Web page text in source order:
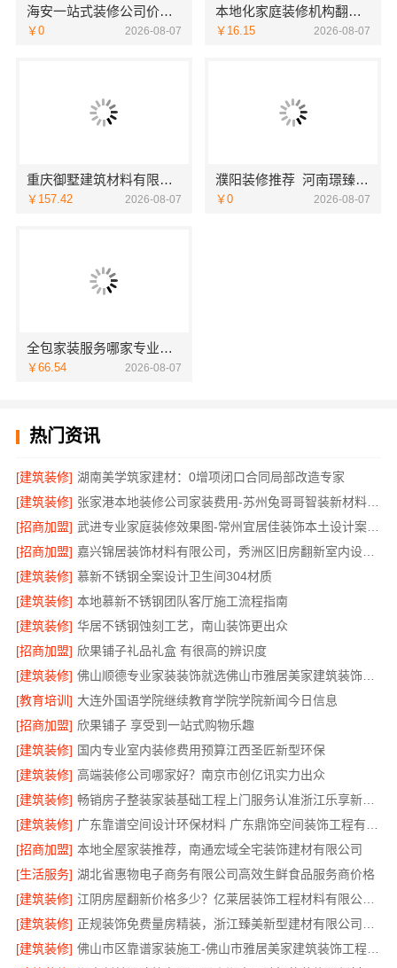
海安一站式装修公司价格南通宏域全宅装饰建材有限公司预算
￥0 2026-08-07
本地化家庭装修机构翻新，嘉兴绿色之家建材科技有限公司
￥16.15 2026-08-07
重庆御墅建筑材料有限公司：本地别墅建造优惠活动抗震防风
￥157.42 2026-08-07
濮阳装修推荐_河南璟臻环保建材有限公司本土深耕全流程一体化服务
￥0 2026-08-07
全包家装服务哪家专业？佛山市雅居美家装饰源头工厂直供服务
￥66.54 2026-08-07
热门资讯
[建筑装修] 湖南美学筑家建材：0增项闭口合同局部改造专家
[建筑装修]
张家港本地装修公司家装费用-苏州兔哥哥智装新材料有限公司全包
[招商加盟]
武进专业家庭装修效果图-常州宜居佳装饰本土设计案例鉴赏
[招商加盟]
嘉兴锦居装饰材料有限公司，秀洲区旧房翻新室内设计哪家好
[建筑装修] 慕新不锈钢全案设计卫生间304材质
[建筑装修] 本地慕新不锈钢团队客厅施工流程指南
[建筑装修] 华居不锈钢蚀刻工艺，南山装饰更出众
[招商加盟] 欣果铺子礼品礼盒 有很高的辨识度
[建筑装修]
佛山顺德专业家装装饰就选佛山市雅居美家建筑装饰工程有限公司
[教育培训] 大连外国语学院继续教育学院学院新闻今日信息
[招商加盟] 欣果铺子 享受到一站式购物乐趣
[建筑装修] 国内专业室内装修费用预算江西圣匠新型环保
[建筑装修] 高端装修公司哪家好？南京市创亿讯实力出众
[建筑装修]
畅销房子整装家装基础工程上门服务认准浙江乐享新材料有限公司
[建筑装修]
[招商加盟] 本地全屋家装推荐，南通宏域全宅装饰建材有限公司
[生活服务] 湖北省惠物电子商务有限公司高效生鲜食品服务商价格
[建筑装修]
江阴房屋翻新价格多少？亿莱居装饰工程材料有限公司全流程品控
[建筑装修]
[建筑装修]
佛山市区靠谱家装施工-佛山市雅居美家建筑装饰工程有限公司